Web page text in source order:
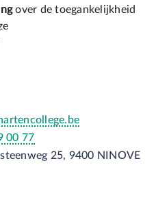
over de toegankelijkheid
00 77
25, 9400 NINOVE